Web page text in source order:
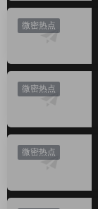
微密热点
微密热点
微密热点